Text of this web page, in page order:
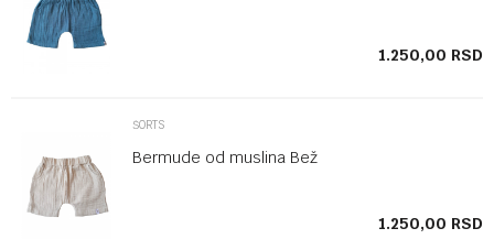
1.250,00 RSD
ŠORTS
Bermude od muslina Bež
1.250,00 RSD